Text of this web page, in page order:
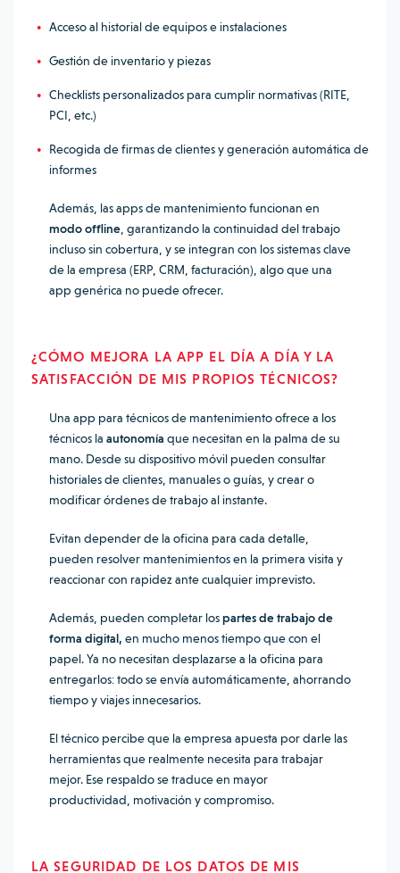
Acceso al historial de equipos e instalaciones
Gestión de inventario y piezas
Checklists personalizados para cumplir normativas (RITE,
PCI, etc.)
Recogida de firmas de clientes y generación automática de
informes
Además, las apps de mantenimiento funcionan en
modo offline , garantizando la continuidad del trabajo
incluso sin cobertura, y se integran con los sistemas clave
de la empresa (ERP, CRM, facturación), algo que una
app genérica no puede ofrecer.
¿CÓMO MEJORA LA APP EL DÍA A DÍA Y LA
SATISFACCIÓN DE MIS PROPIOS TÉCNICOS?
Una app para técnicos de mantenimiento ofrece a los
técnicos la autonomía que necesitan en la palma de su
mano. Desde su dispositivo móvil pueden consultar
historiales de clientes, manuales o guías, y crear o
modificar órdenes de trabajo al instante.
Evitan depender de la oficina para cada detalle,
pueden resolver mantenimientos en la primera visita y
reaccionar con rapidez ante cualquier imprevisto.
Además, pueden completar lospartes de trabajo de
forma digital, en mucho menos tiempo que con el
papel. Ya no necesitan desplazarse a la oficina para
entregarlos: todo se envía automáticamente, ahorrando
tiempo y viajes innecesarios.
El técnico percibe que la empresa apuesta por darle las
herramientas que realmente necesita para trabajar
mejor. Ese respaldo se traduce en mayor
productividad, motivación y compromiso.
LA SEGURIDAD DE LOS DATOS DE MIS